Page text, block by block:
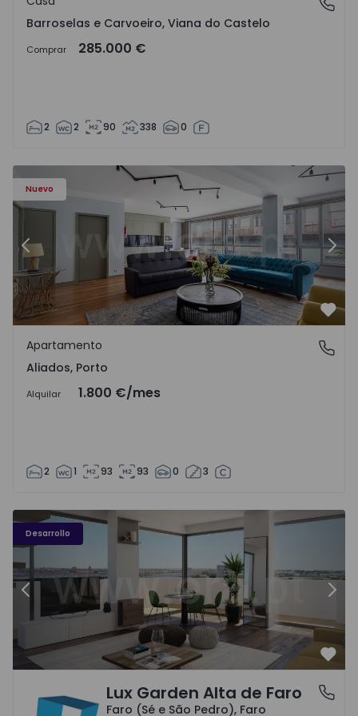
Barroselas e Carvoeiro, Viana do Castelo
Comprar 285.000 €
2 2 90 338 0
Nuevo
Apartamento T2 Porto, Aliados - 1574582 - 4
Anterior
Aliados, Porto
Apartamento
Aliados, Porto
Alquilar 1.800 €/mes
2 1 93 93 0 3
Desarrollo
Anterior
Faro (Sé e São Pedro), Faro
Lux Garden Alta de Faro
Faro (Sé e São Pedro), Faro